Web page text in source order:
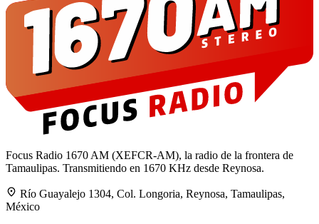
Focus Radio 1670 AM (XEFCR-AM), la radio de la frontera de
Tamaulipas. Transmitiendo en 1670 KHz desde Reynosa.
Río Guayalejo 1304, Col. Longoria, Reynosa, Tamaulipas,
México